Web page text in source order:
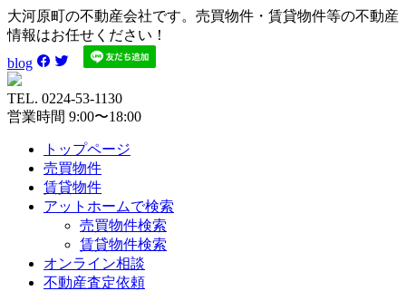
大河原町の不動産会社です。売買物件・賃貸物件等の不動産
情報はお任せください！
blog
TEL. 0224-53-1130
営業時間 9:00〜18:00
トップページ
売買物件
賃貸物件
アットホームで検索
売買物件検索
賃貸物件検索
オンライン相談
不動産査定依頼